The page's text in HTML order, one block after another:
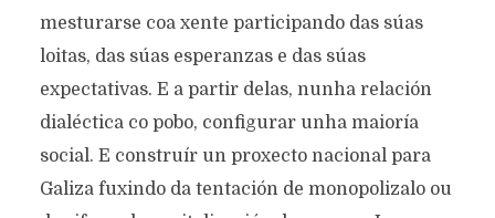
mesturarse coa xente participando das súas
loitas, das súas esperanzas e das súas
expectativas. E a partir delas, nunha relación
dialéctica co pobo, configurar unha maioría
social. E construír un proxecto nacional para
Galiza fuxindo da tentación de monopolizalo ou